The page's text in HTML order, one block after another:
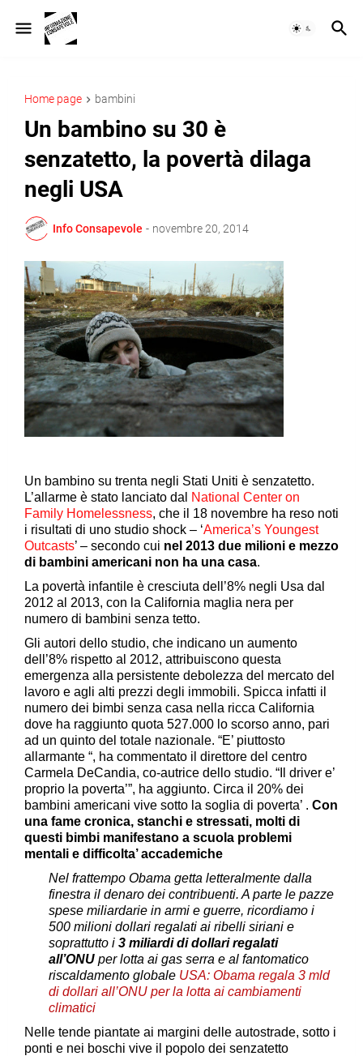
Home page bambini
Un bambino su 30 è
senzatetto, la povertà dilaga
negli USA
Info Consapevole - novembre 20, 2014
Un bambino su trenta negli Stati Uniti è senzatetto.
L’allarme è stato lanciato dal
National Center on
Family Homelessness, che il 18 novembre ha reso noti
i risultati di uno studio shock – ‘America’s Youngest
Outcasts’ – secondo cui nel 2013 due milioni e mezzo
di bambini americani non ha una casa.
La povertà infantile è cresciuta dell’8% negli Usa dal
2012 al 2013, con la California maglia nera per
numero di bambini senza tetto.
Gli autori dello studio, che indicano un aumento
dell’8% rispetto al 2012, attribuiscono questa
emergenza alla persistente debolezza del mercato del
lavoro e agli alti prezzi degli immobili. Spicca infatti il
numero dei bimbi senza casa nella ricca California
dove ha raggiunto quota 527.000 lo scorso anno, pari
ad un quinto del totale nazionale. “E’ piuttosto
allarmante “, ha commentato il direttore del centro
Carmela DeCandia, co-autrice dello studio. “Il driver e’
proprio la poverta’”, ha aggiunto. Circa il 20% dei
bambini americani vive sotto la soglia di poverta’ . Con
una fame cronica, stanchi e stressati, molti di
questi bimbi manifestano a scuola problemi
mentali e difficolta’ accademiche
Nel frattempo Obama getta letteralmente dalla
finestra il denaro dei contribuenti. A parte le pazze
spese miliardarie in armi e guerre, ricordiamo i
500 milioni dollari regalati ai ribelli siriani e
soprattutto i 3 miliardi di dollari regalati
all’ONU per lotta ai gas serra e al fantomatico
riscaldamento globale USA: Obama regala 3 mld
di dollari all’ONU per la lotta ai cambiamenti
climatici
Nelle tende piantate ai margini delle autostrade, sotto i
ponti e nei boschi vive il popolo dei senzatetto